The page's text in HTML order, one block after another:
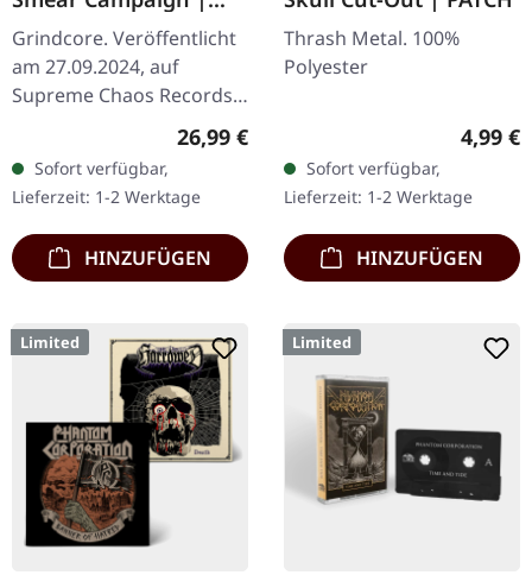
RUSTY RED LP
Grindcore. Veröffentlicht
am 27.09.2024, auf
Supreme Chaos Records.
Dunkelrotes Vinyl mit
Insert und schwerem
Cover, limitiert auf 300
Exemplare. ·…
Regulärer Preis:
26,99 €
Sofort verfügbar,
Lieferzeit: 1-2 Werktage
HINZUFÜGEN
Thrash Metal. 100%
Polyester
4,99 €
Sofort verfügbar,
Lieferzeit: 1-2 Werktage
HINZUFÜGEN
Limited Limited